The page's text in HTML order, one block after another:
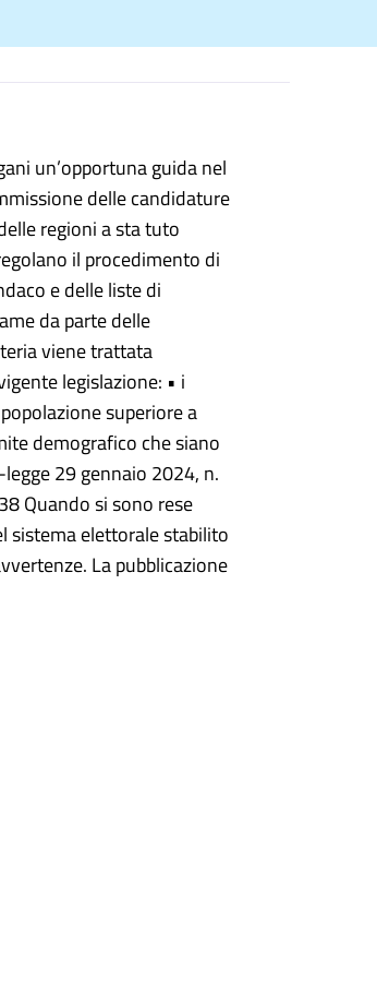
un’opportuna guida nel
delle candidature
regioni a sta tuto
il procedimento di
e delle liste di
da parte delle
viene trattata
legislazione: • i
superiore a
demografico che siano
29 gennaio 2024, n.
Quando si sono rese
sistema elettorale stabilito
La pubblicazione